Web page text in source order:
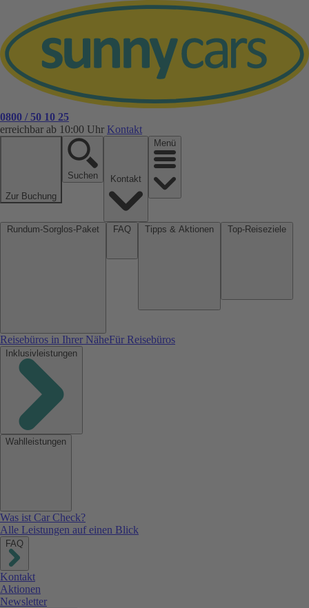
0800 / 50 10 25
erreichbar ab 10:00 Uhr Kontakt
Zur Buchung
Suchen
Menü
Reisebüros in Ihrer NäheFür Reisebüros
Inklusivleistungen
Wahlleistungen
Was ist Car Check?
Alle Leistungen auf einen Blick
FAQ
Kontakt
Aktionen
Newsletter